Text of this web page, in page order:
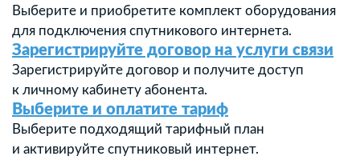
Выберите и приобретите комплект оборудования
для подключения спутникового интернета.
Зарегистрируйте договор на услуги связи
Зарегистрируйте договор и получите доступ
к личному кабинету абонента.
Выберите и оплатите тариф
Выберите подходящий тарифный план
и активируйте спутниковый интернет.